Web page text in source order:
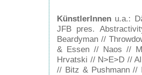
KünstlerInnen u.a.:
JFB pres.
Beardyman //
& Essen // Naos //
Hrvatski // N>E>D //
// Bitz & Pushmann //